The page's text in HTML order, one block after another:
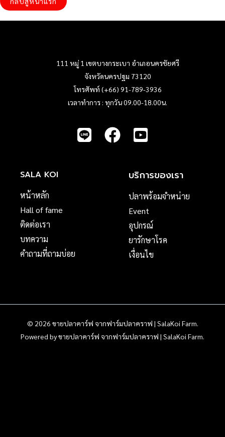
111 หมู่ 1 เขตบางกระเบา อำเภอนครชัยศรี
จังหวัดนครปฐม 73120
โทรศัพท์ (+66) 91-789-3936
เวลาทำการ : ทุกวัน 09.00-18.00น.
SALA KOI
หน้าหลัก
Hall of fame
ติดต่อเรา
บทความ
คำถามที่ถามบ่อย
บริการของเรา
ปลาพร้อมจำหน่าย
Event
อุปกรณ์
ยารักษาโรค
เงื่อนไข
© 2026 ขายปลาคาร์ฟ จากฟาร์มปลาคราฟ | SalaKoi Farm.
Powered by ขายปลาคาร์ฟ จากฟาร์มปลาคราฟ | SalaKoi Farm.